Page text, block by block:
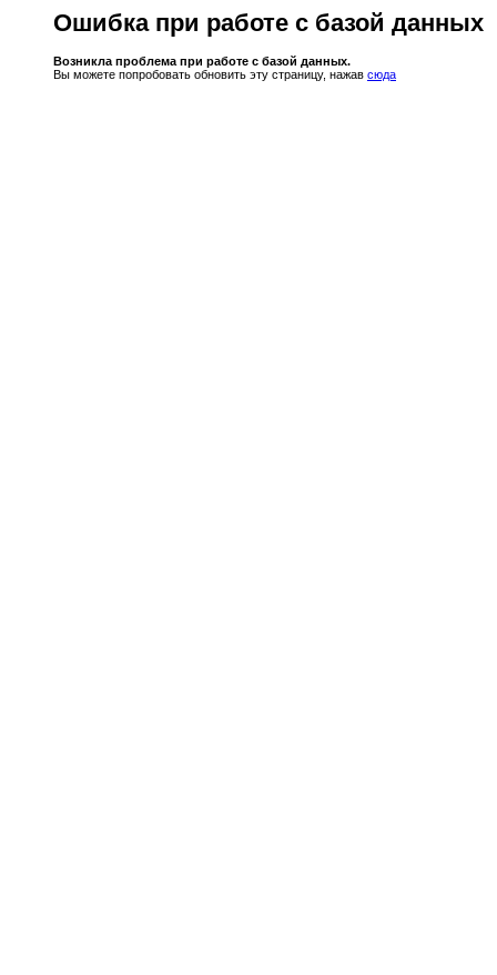
Ошибка при работе с базой данных
Возникла проблема при работе с базой данных.
Вы можете попробовать обновить эту страницу, нажав сюда